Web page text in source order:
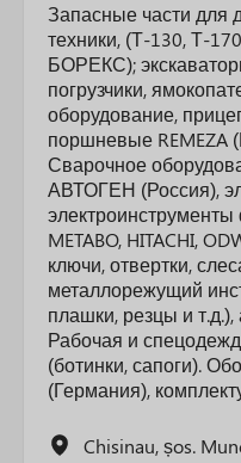
Запасные части для
техники, (Т-130, Т-
БОРЕКС);
погрузчики,
оборудование,
поршневые REMEZA
Сварочное
АВТОГЕН (Россия),
электроинструменты
METABO, HITACHI,
ключи, отвертки,
металлорежущий
плашки, резцы и
Рабочая и
(ботинки, сапоги).
(Германия),
Chisinau, șos.